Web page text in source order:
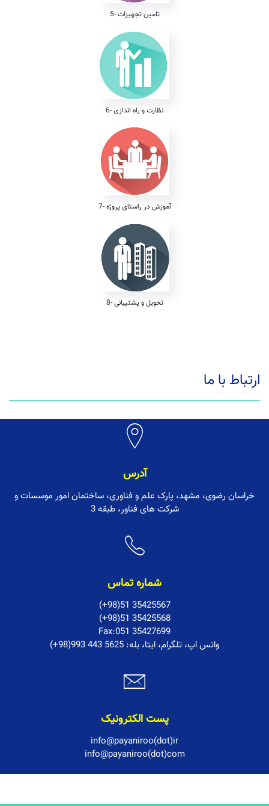
5- تامین تجهیزات
6- نظارت و راه اندازی
7- آموزش در راستای پروژه
8- تحویل و پشتیبانی
ارتباط با ما
آدرس
خراسان رضوی، مشهد، پارک علم و فناوری، ساختمان امور موسسات و
شرکت های فناور، طبقه 3
شماره تماس
(+98)51 35425567
(+98)51 35425568
Fax:051 35427699
(+98)993 443 5625 :واتس اپ، تلگرام، ایتا، بله
پست الکترونیک
info@payaniroo(dot)ir
info@payaniroo(dot)com